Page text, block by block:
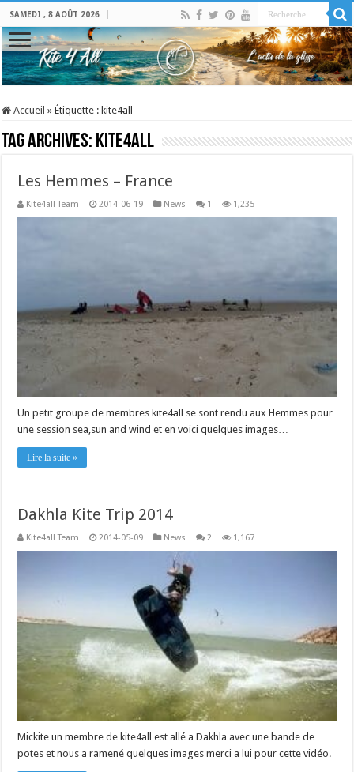
SAMEDI , 8 AOÛT 2026
Accueil » Étiquette : kite4all
Tag Archives: kite4all
Les Hemmes – France
Kite4all Team 2014-06-19 News 1 1,235
Un petit groupe de membres kite4all se sont rendu aux Hemmes pour
une session sea,sun and wind et en voici quelques images…
Lire la suite »
Dakhla Kite Trip 2014
Kite4all Team 2014-05-09 News 2 1,167
Mickite un membre de kite4all est allé a Dakhla avec une bande de
potes et nous a ramené quelques images merci a lui pour cette vidéo.